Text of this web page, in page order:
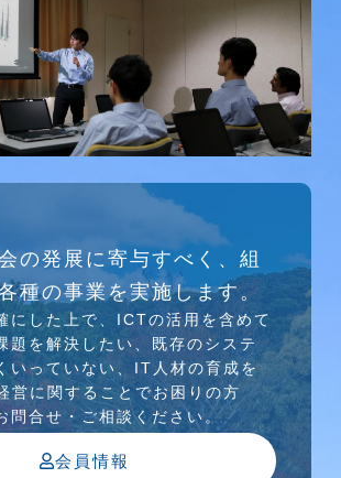
ション研究会、WEB/SNS研究会を
の発展に寄与すべく、組
種の事業を実施します。
にした上で、ICTの活⽤を含めて
題を解決したい、既存のシステ
いっていない、IT⼈材の育成を
営に関することでお困りの⽅
問合せ・ご相談ください。
会員情報